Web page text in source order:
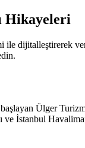
Hikayeleri
dijitalleştirerek
Ülger
İstanbul